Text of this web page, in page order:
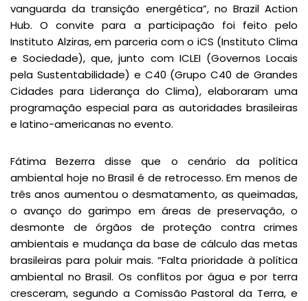
vanguarda da transição energética”, no Brazil Action
Hub. O convite para a participação foi feito pelo
Instituto Alziras, em parceria com o iCS (Instituto Clima
e Sociedade), que, junto com ICLEI (Governos Locais
pela Sustentabilidade) e C40 (Grupo C40 de Grandes
Cidades para Liderança do Clima), elaboraram uma
programação especial para as autoridades brasileiras
e latino-americanas no evento.
Fátima Bezerra disse que o cenário da política
ambiental hoje no Brasil é de retrocesso. Em menos de
três anos aumentou o desmatamento, as queimadas,
o avanço do garimpo em áreas de preservação, o
desmonte de órgãos de proteção contra crimes
ambientais e mudança da base de cálculo das metas
brasileiras para poluir mais. “Falta prioridade à política
ambiental no Brasil. Os conflitos por água e por terra
cresceram, segundo a Comissão Pastoral da Terra, e